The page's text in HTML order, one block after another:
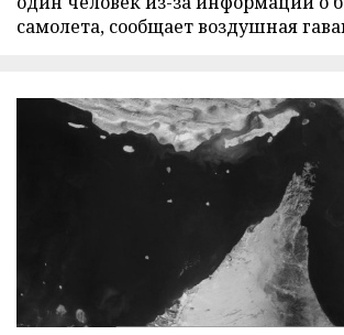
самолета, сообщает воздушная